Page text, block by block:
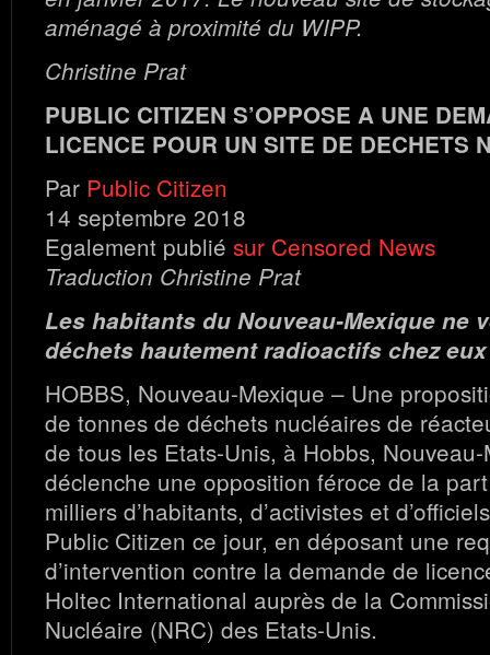
aménagé à proximité du WIPP.
Christine Prat
PUBLIC CITIZEN S’OPPOSE A UNE
LICENCE POUR UN SITE DE DECHETS
Par Public Citizen
14 septembre 2018
Egalement publié sur Censored News
Traduction Christine Prat
Les habitants du Nouveau-Mexique ne
déchets hautement radioactifs chez eux
HOBBS, Nouveau-Mexique – Une
de tonnes de déchets nucléaires de
de tous les Etats-Unis, à Hobbs,
déclenche une opposition féroce de la
milliers d’habitants, d’activistes et
Public Citizen ce jour, en déposant une
d’intervention contre la demande de
Holtec International auprès de la
Nucléaire (NRC) des Etats-Unis.